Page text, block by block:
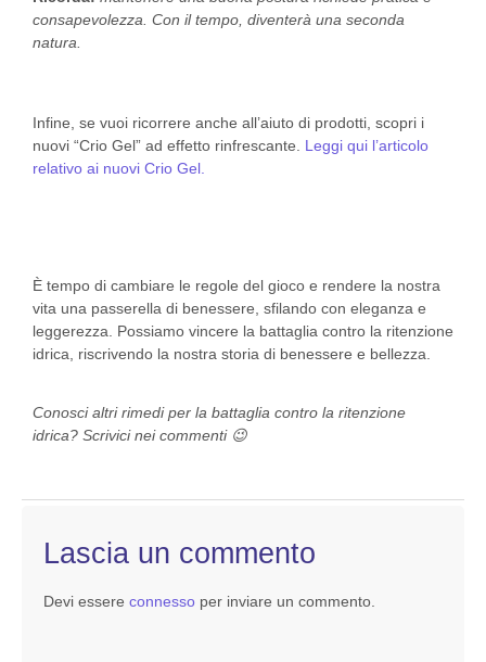
consapevolezza. Con il tempo, diventerà una seconda
natura.
Infine, se vuoi ricorrere anche all’aiuto di prodotti, scopri i
nuovi “Crio Gel” ad effetto rinfrescante. Leggi qui l’articolo
relativo ai nuovi Crio Gel.
È tempo di cambiare le regole del gioco e rendere la nostra
vita una passerella di benessere, sfilando con eleganza e
leggerezza. Possiamo vincere la battaglia contro la ritenzione
idrica, riscrivendo la nostra storia di benessere e bellezza.
Conosci altri rimedi per la battaglia contro la ritenzione
idrica? Scrivici nei commenti 😉
Lascia un commento
Devi essere connesso per inviare un commento.